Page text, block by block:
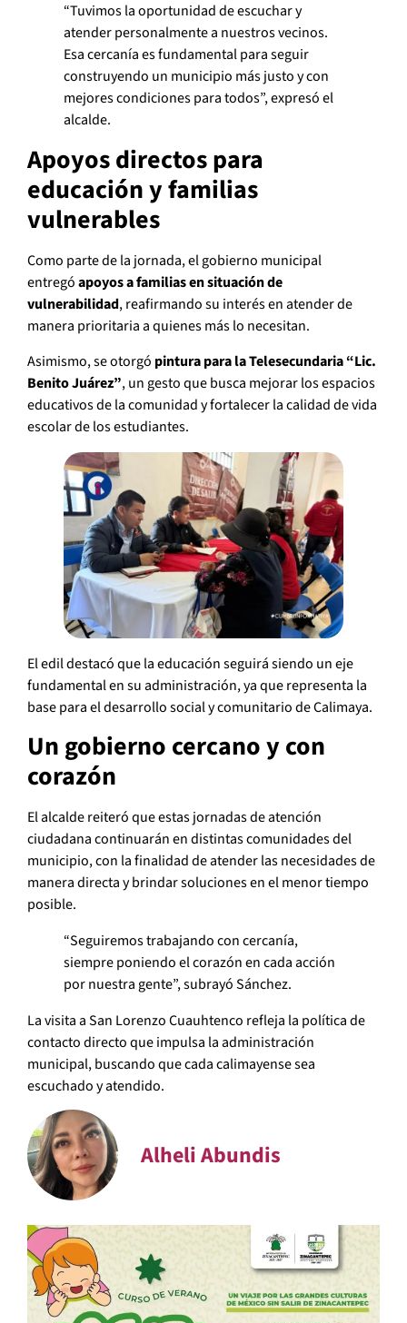
“Tuvimos la oportunidad de escuchar y
atender personalmente a nuestros vecinos.
Esa cercanía es fundamental para seguir
construyendo un municipio más justo y con
mejores condiciones para todos”, expresó el
alcalde.
Apoyos directos para
educación y familias
vulnerables
Como parte de la jornada, el gobierno municipal
entregóapoyos a familias en situación de
vulnerabilidad, reafirmando su interés en atender de
manera prioritaria a quienes más lo necesitan.
Asimismo, se otorgó pintura para la Telesecundaria “Lic.
Benito Juárez”, un gesto que busca mejorar los espacios
educativos de la comunidad y fortalecer la calidad de vida
escolar de los estudiantes.
El edil destacó que la educación seguirá siendo un eje
fundamental en su administración, ya que representa la
base para el desarrollo social y comunitario de Calimaya.
Un gobierno cercano y con
corazón
El alcalde reiteró que estas jornadas de atención
ciudadana continuarán en distintas comunidades del
municipio, con la finalidad de atender las necesidades de
manera directa y brindar soluciones en el menor tiempo
posible.
“Seguiremos trabajando con cercanía,
siempre poniendo el corazón en cada acción
por nuestra gente”, subrayó Sánchez.
La visita a San Lorenzo Cuauhtenco refleja la política de
contacto directo que impulsa la administración
municipal, buscando que cada calimayense sea
escuchado y atendido.
Alheli Abundis